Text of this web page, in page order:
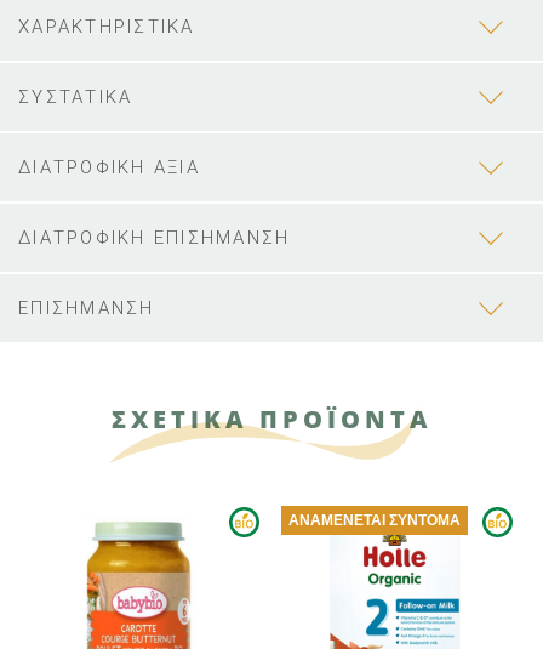
ΧΑΡΑΚΤΗΡΙΣΤΙΚΑ
ΣΥΣΤΑΤΙΚΑ
ΔΙΑΤΡΟΦΙΚΗ ΑΞΙΑ
ΔΙΑΤΡΟΦΙΚΗ ΕΠΙΣΗΜΑΝΣΗ
ΕΠΙΣΗΜΑΝΣΗ
ΣΧΕΤΙΚΑ ΠΡΟΪΟΝΤΑ
ΑΝΑΜΈΝΕΤΑΙ ΣΎΝΤΟΜΑ